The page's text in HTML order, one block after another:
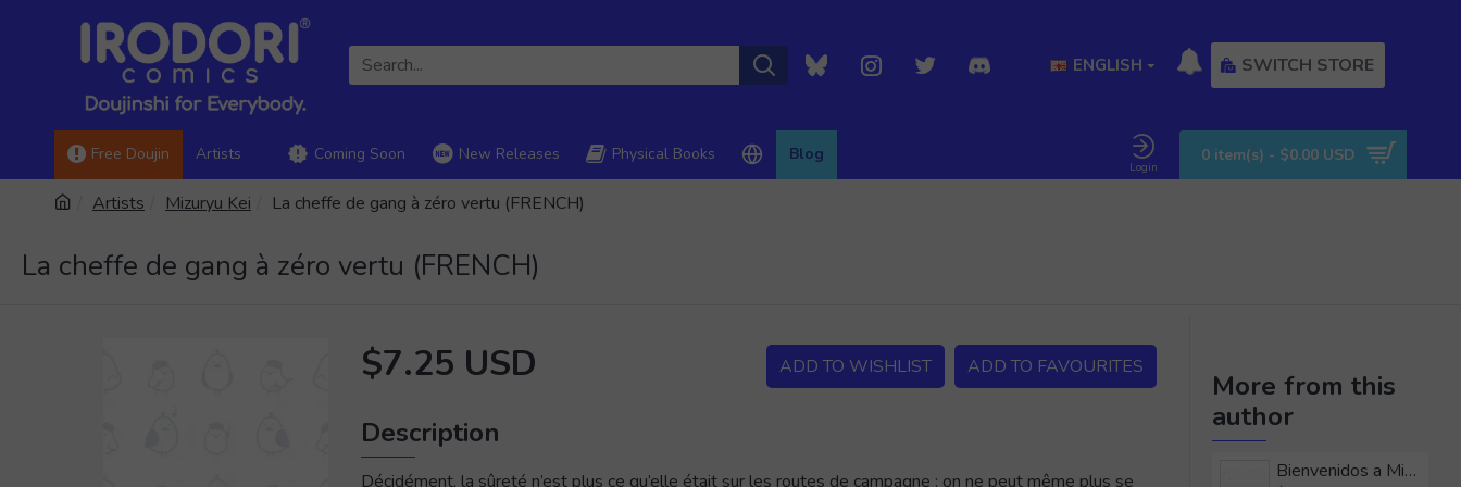
ENGLISH SWITCH STORE
Free Doujin Artists Coming Soon New Releases Physical Books Blog
Login
0 item(s) - $0.00 USD
Artists Mizuryu Kei La cheffe de gang à zéro vertu (FRENCH)
La cheffe de gang à zéro vertu (FRENCH)
$7.25 USD ADD TO WISHLIST ADD TO FAVOURITES
Description
Décidément, la sûreté n’est plus ce qu’elle était sur les routes de campagne : on ne peut même plus se
More from this
author
Bienvenidos a Mizuryukei Land (El 2.º día) (SPANISH)